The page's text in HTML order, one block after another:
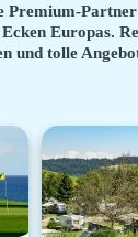
Premium-
Europas.
und tolle